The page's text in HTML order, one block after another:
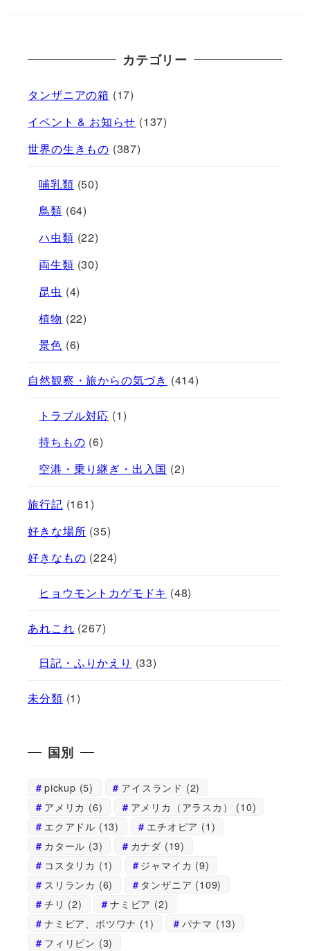
カテゴリー
タンザニアの箱 (17)
イベント & お知らせ (137)
世界の生きもの (387)
哺乳類 (50)
鳥類 (64)
ハ虫類 (22)
両生類 (30)
昆虫 (4)
植物 (22)
景色 (6)
自然観察・旅からの気づき (414)
トラブル対応 (1)
持ちもの (6)
空港・乗り継ぎ・出入国 (2)
旅行記 (161)
好きな場所 (35)
好きなもの (224)
ヒョウモントカゲモドキ (48)
あれこれ (267)
日記・ふりかえり (33)
未分類 (1)
国別
pickup (5) アイスランド (2)
アメリカ (6) アメリカ（アラスカ）
(10)
エクアドル (13) エチオピア (1)
カタール (3) カナダ (19)
コスタリカ (1) ジャマイカ (9)
スリランカ (6) タンザニア (109)
チリ (2) ナミビア (2)
ナミビア、ボツワナ (1) パナマ (13)
フィリピン (3)